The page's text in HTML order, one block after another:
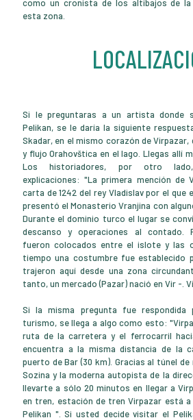
como un cronista de los altibajos de
esta zona.
Si le preguntaras a un artista donde
Pelikan, se le daría la siguiente
Skadar, en el mismo corazón de
y flujo Orahovštica en el lago. Llegas allí
Los historiadores, por otro
explicaciones: "La primera mención de
carta de 1242 del rey Vladislav por el que
presentó el Monasterio Vranjina con
Durante el dominio turco el lugar se
descanso y operaciones al contado.
fueron colocados entre el islote y las
tiempo una costumbre fue establecido
trajeron aquí desde una zona
tanto, un mercado (Pazar) nació en Vir -.
Si la misma pregunta fue respondida
turismo, se llega a algo como esto:
ruta de la carretera y el ferrocarril
encuentra a la misma distancia de la
puerto de Bar (30 km). Gracias al túnel
Sozina y la moderna autopista de la
llevarte a sólo 20 minutos en llegar a
en tren, estación de tren Virpazar está
Pelikan ". Si usted decide visitar el